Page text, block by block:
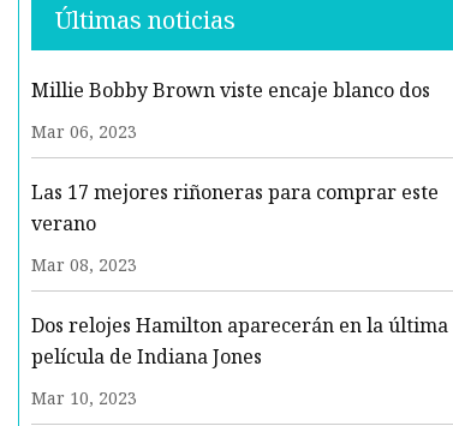
Últimas noticias
Millie Bobby Brown viste encaje blanco dos
Mar 06, 2023
Las 17 mejores riñoneras para comprar este
verano
Mar 08, 2023
Dos relojes Hamilton aparecerán en la última
película de Indiana Jones
Mar 10, 2023